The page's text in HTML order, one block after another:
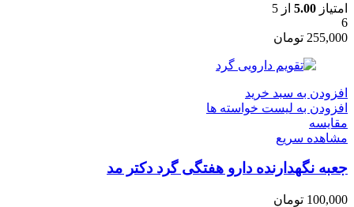
امتیاز 5.00 از 5
6
255,000 تومان
افزودن به سبد خرید
افزودن به لیست خواسته ها
مقایسه
مشاهده سریع
جعبه نگهدارنده دارو هفتگی گرد دکتر مد
100,000 تومان